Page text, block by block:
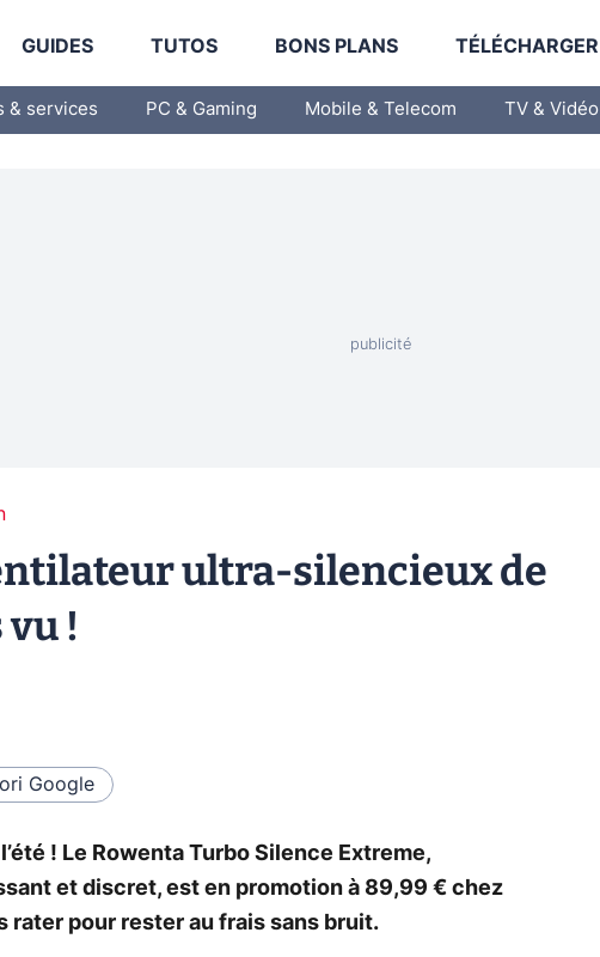
GUIDES TUTOS BONS PLANS TÉLÉCHARGER
& services PC & Gaming Mobile & Telecom TV & Vidéo
ultra-silencieux de
!
Google
! Le Rowenta Turbo Silence Extreme,
et discret, est en promotion à 89,99 € chez
rater pour rester au frais sans bruit.